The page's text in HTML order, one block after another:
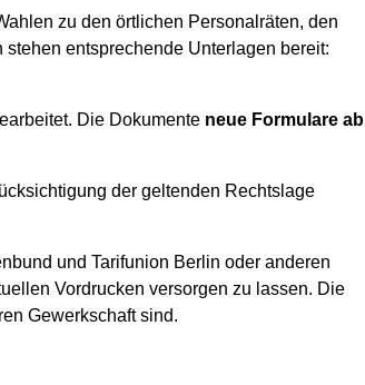
zu den örtlichen Personalräten, den
entsprechende Unterlagen bereit:
Die Dokumente neue Formulare ab
der geltenden Rechtslage
und Tarifunion Berlin oder anderen
Vordrucken versorgen zu lassen. Die
Gewerkschaft sind.